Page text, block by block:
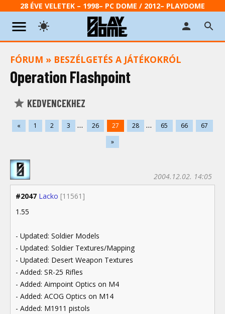
28 ÉVE VELETEK – 1998– PC DOME / 2012– PLAYDOME
FÓRUM » BESZÉLGETÉS A JÁTÉKOKRÓL
Operation Flashpoint
KEDVENCEKHEZ
« 1 2 3 ... 26 27 28 ... 65 66
67
»
#2047 Lacko [11561]
2004.12.02. 14:05
1.55
- Updated: Soldier Models
- Updated: Soldier Textures/Mapping
- Updated: Desert Weapon Textures
- Added: SR-25 Rifles
- Added: Aimpoint Optics on M4
- Added: ACOG Optics on M14
- Added: M1911 pistols